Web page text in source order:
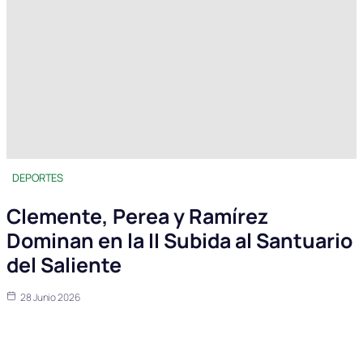
DEPORTES
Clemente, Perea y Ramírez
Dominan en la II Subida al Santuario
del Saliente
28 Junio 2026